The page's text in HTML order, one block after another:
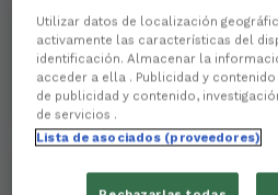
0
0
Utilizar datos de localización
activamente las características del
identificación. Almacenar la
acceder a ella . Publicidad y
de publicidad y contenido,
de servicios .
Lista de asociados (proveedores)